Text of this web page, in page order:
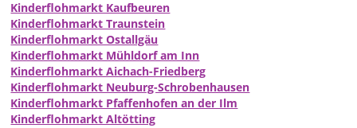
Kinderflohmarkt Kaufbeuren
Kinderflohmarkt Traunstein
Kinderflohmarkt Ostallgäu
Kinderflohmarkt Mühldorf am Inn
Kinderflohmarkt Aichach-Friedberg
Kinderflohmarkt Neuburg-Schrobenhausen
Kinderflohmarkt Pfaffenhofen an der Ilm
Kinderflohmarkt Altötting